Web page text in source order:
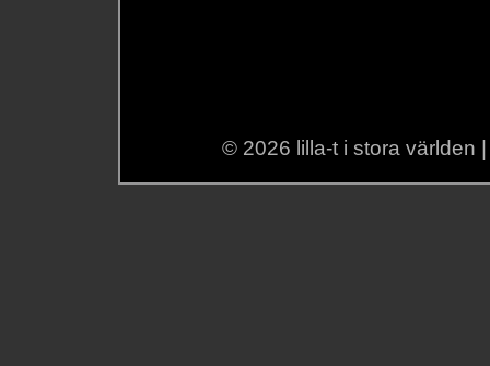
© 2026 lilla-t i stora världen